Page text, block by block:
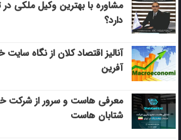
مشاوره با بهترین وکیل ملکی در
دارد؟
آنالیز اقتصاد کلان از نگاه
آفرین
معرفی هاست و سرور از شرکت
شتابان هاست